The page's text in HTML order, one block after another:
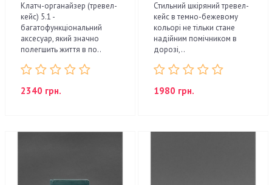
Клатч-органайзер (тревел-
кейс) 5.1 -
багатофункціональний
аксесуар, який значно
полегшить життя в по..
2340 грн.
Стильний шкіряний тревел-
кейс в темно-бежевому
кольорі не тільки стане
надійним помічником в
дорозі,..
1980 грн.